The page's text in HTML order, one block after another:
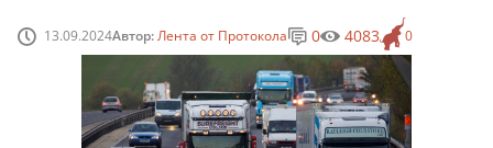
13.09.2024Автор:Лента от Протокола 0
0 4083